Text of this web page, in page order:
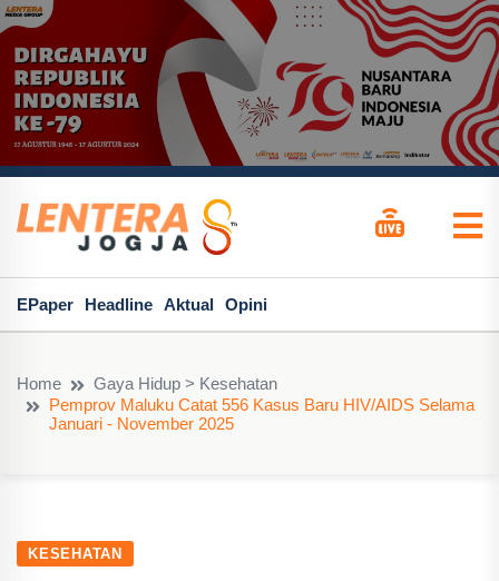
EPaper Headline Aktual Opini
Home
Gaya Hidup > Kesehatan
Pemprov Maluku Catat 556 Kasus Baru HIV/AIDS Selama
Januari - November 2025
KESEHATAN